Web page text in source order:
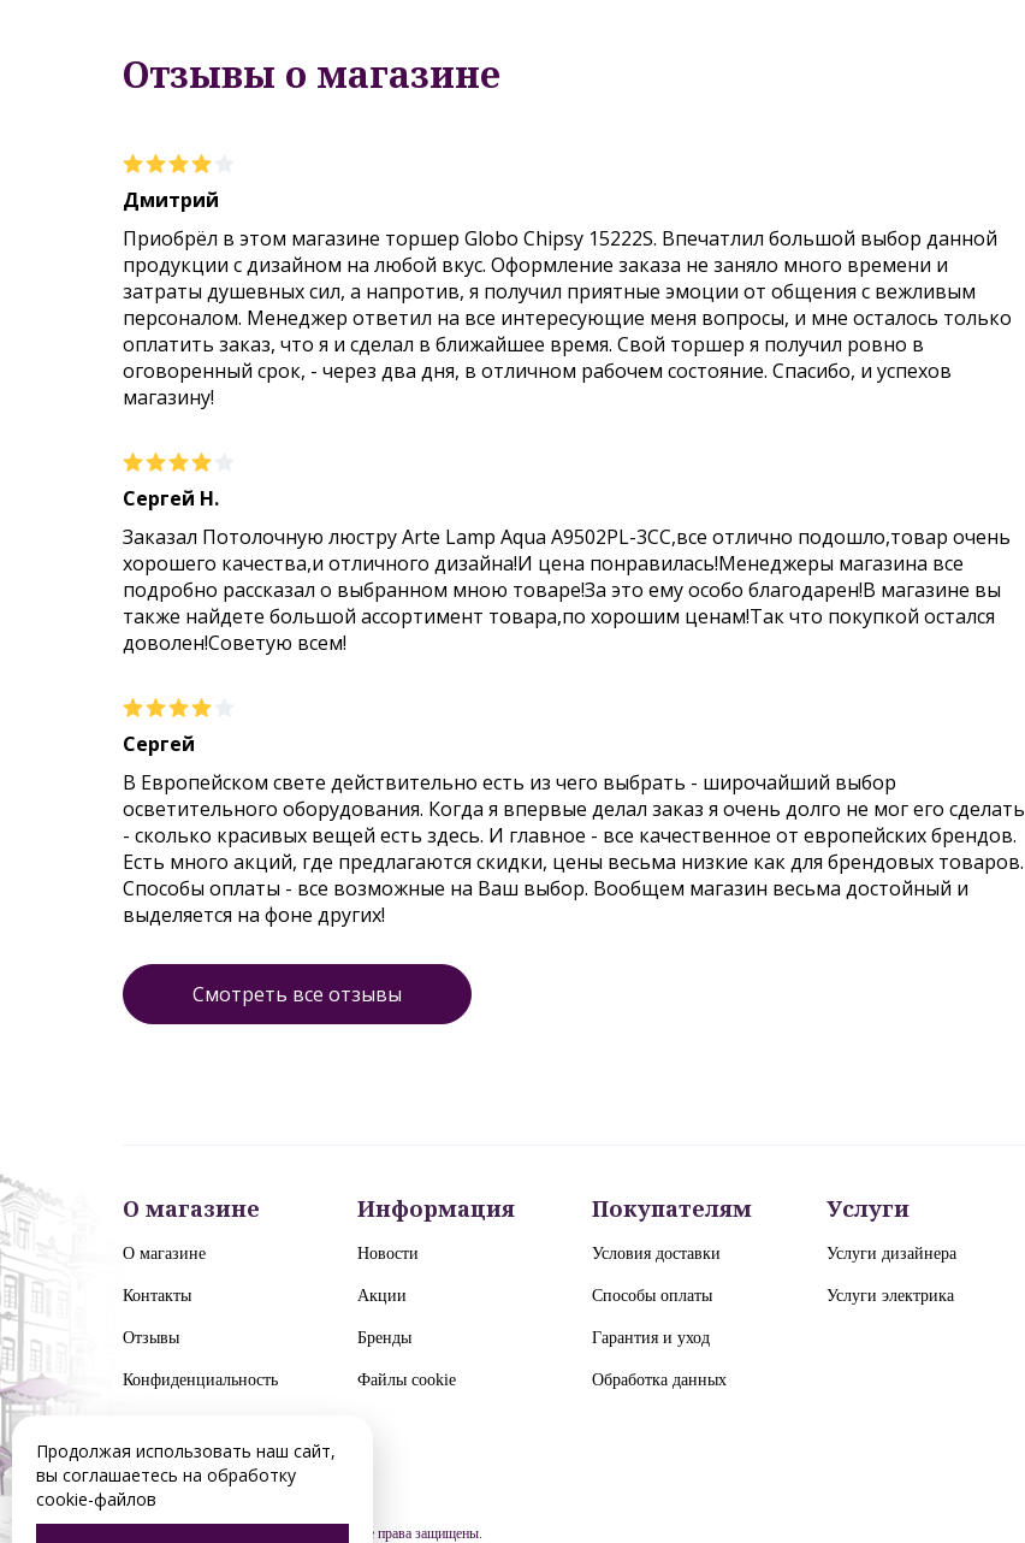
Отзывы о магазине
Дмитрий
Приобрёл в этом магазине торшер Globo Chipsy 15222S. Впечатлил большой выбор данной
продукции с дизайном на любой вкус. Оформление заказа не заняло много времени и
затраты душевных сил, а напротив, я получил приятные эмоции от общения с вежливым
персоналом. Менеджер ответил на все интересующие меня вопросы, и мне осталось только
оплатить заказ, что я и сделал в ближайшее время. Свой торшер я получил ровно в
оговоренный срок, - через два дня, в отличном рабочем состояние. Спасибо, и успехов
магазину!
Сергей Н.
Заказал Потолочную люстру Arte Lamp Aqua A9502PL-3CC,все отлично подошло,товар очень
хорошего качества,и отличного дизайна!И цена понравилась!Менеджеры магазина все
подробно рассказал о выбранном мною товаре!За это ему особо благодарен!В магазине вы
также найдете большой ассортимент товара,по хорошим ценам!Так что покупкой остался
доволен!Советую всем!
Сергей
В Европейском свете действительно есть из чего выбрать - широчайший выбор
осветительного оборудования. Когда я впервые делал заказ я очень долго не мог его сделать
- сколько красивых вещей есть здесь. И главное - все качественное от европейских брендов.
Есть много акций, где предлагаются скидки, цены весьма низкие как для брендовых товаров.
Способы оплаты - все возможные на Ваш выбор. Вообщем магазин весьма достойный и
выделяется на фоне других!
Смотреть все отзывы
О магазине
О магазине
Контакты
Отзывы
Конфиденциальность
Информация
Новости
Акции
Бренды
Файлы cookie
Покупателям
Условия доставки
Способы оплаты
Гарантия и уход
Обработка данных
Услуги
Услуги дизайнера
Услуги электрика
© 2012-2026 chelyabinsk.euroluster.ru. Все права защищены.
Продолжая использовать наш сайт,
вы соглашаетесь на обработку
cookie-файлов